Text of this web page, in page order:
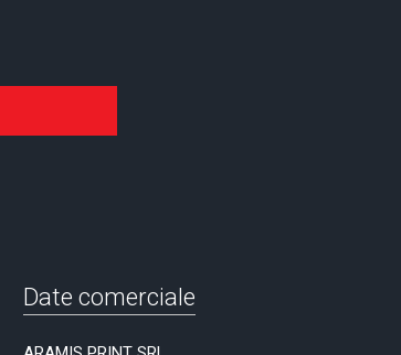
Date comerciale